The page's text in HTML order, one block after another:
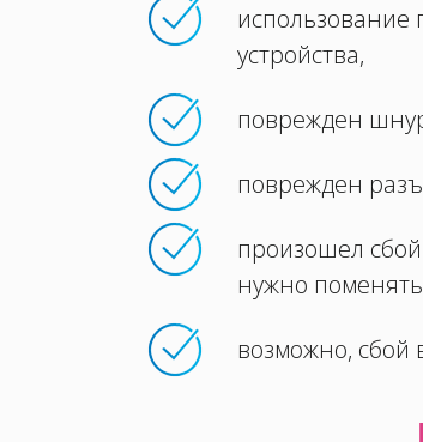
использование
устройства,
поврежден
поврежден
произошел
нужно
возможно, сбой